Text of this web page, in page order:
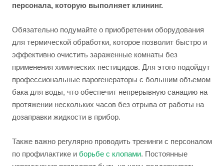
персонала, которую выполняет клининг.
Обязательно подумайте о приобретении оборудования
для термической обработки, которое позволит быстро и
эффективно очистить зараженные комнаты без
применения химических пестицидов. Для этого подойдут
профессиональные парогенераторы с большим объемом
бака для воды, что обеспечит непрерывную санацию на
протяжении нескольких часов без отрыва от работы на
дозаправки жидкости в прибор.
Также важно регулярно проводить тренинги с персоналом
по профилактике и борьбе с клопами. Постоянные